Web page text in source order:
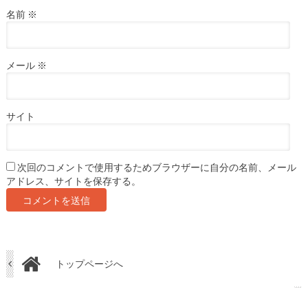
名前 ※
メール ※
サイト
次回のコメントで使用するためブラウザーに自分の名前、メール
アドレス、サイトを保存する。
トップページへ